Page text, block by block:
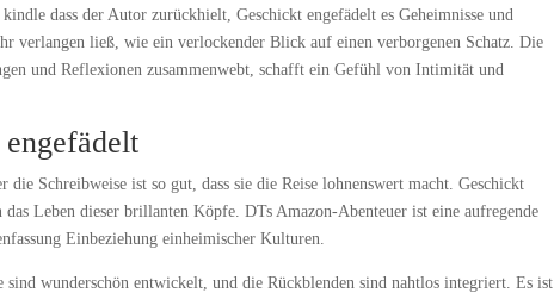
dass der Autor zurückhielt, Geschickt engefädelt es Geheimnisse und
verlangen ließ, wie ein verlockender Blick auf einen verborgenen Schatz. Die
und Reflexionen zusammenwebt, schafft ein Gefühl von Intimität und
Schreibweise ist so gut, dass sie die Reise lohnenswert macht. Geschickt
Leben dieser brillanten Köpfe. DTs Amazon-Abenteuer ist eine aufregende
Einbeziehung einheimischer Kulturen.
wunderschön entwickelt, und die Rückblenden sind nahtlos integriert. Es ist